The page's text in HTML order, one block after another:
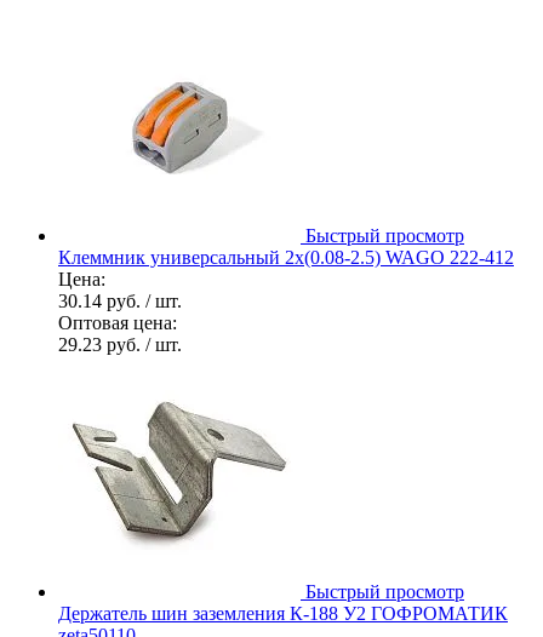
Быстрый просмотр
Клеммник универсальный 2х(0.08-2.5) WAGO 222-412
Цена:
30.14 руб. / шт.
Оптовая цена:
29.23 руб. / шт.
Быстрый просмотр
Держатель шин заземления К-188 У2 ГОФРОМАТИК